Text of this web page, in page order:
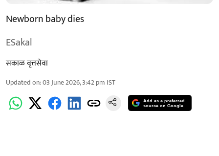
Newborn baby dies
ESakal
सकाळ वृत्तसेवा
Updated on:03 June 2026, 3:42 pm IST
Add as a preferred
source on Google